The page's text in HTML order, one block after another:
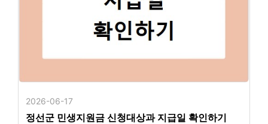
2026-06-17
정선군 민생지원금 신청대상과 지급일 확인하기